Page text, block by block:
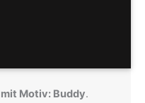
Motiv: Buddy.